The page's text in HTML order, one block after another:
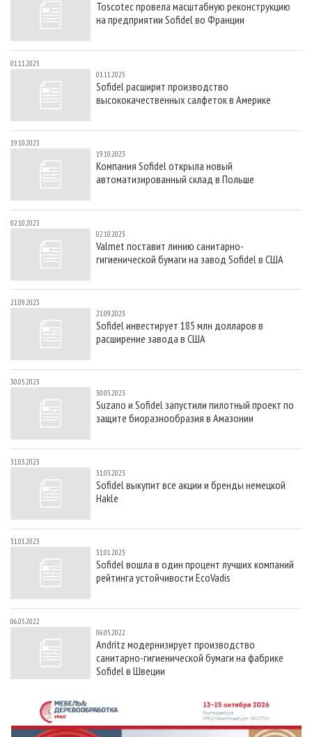
СУШКА ДРЕВЕСИНЫ
ПРОИЗВОДСТВО ДРЕВЕСНЫХ ПЛИТ
ДЕРЕВЯННОЕ ДОМОСТРОЕНИЕ
ПРОИЗВОДСТВО МЕБЕЛИ
БИОЭНЕРГЕТИКА
ЦБП
ИНСТРУМЕНТ И МАТЕРИАЛЫ
ПЕРСОНЫ
МОБИЛЬНЫЕ ВЫСТАВКИ
ПРИОРИТЕТНЫЕ ИНВЕСТПРОЕКТЫ
RUSSIAN FORESTRY REVIEW
ГАЗЕТА ЛЕСПРОМФОРУМ
БИБЛИОТЕКА СПЕЦИАЛИСТА
КОНТАКТЫ
РЕКЛАМА
Toscotec провела масштабную реконструкцию
на предприятии Sofidel во Франции
01.11.2025
01.11.2025
Sofidel расширит производство
высококачественных салфеток в Америке
19.10.2023
19.10.2023
Компания Sofidel открыла новый
автоматизированный склад в Польше
02.10.2023
02.10.2023
Valmet поставит линию санитарно-
гигиенической бумаги на завод Sofidel в США
21.09.2023
21.09.2023
Sofidel инвестирует 185 млн долларов в
расширение завода в США
30.05.2023
30.05.2023
Suzano и Sofidel запустили пилотный проект по
защите биоразнообразия в Амазонии
31.03.2023
31.03.2023
Sofidel выкупит все акции и бренды немецкой
Hakle
31.01.2023
31.01.2023
Sofidel вошла в один процент лучших компаний
рейтинга устойчивости EcoVadis
06.05.2022
06.05.2022
Andritz модернизирует производство
санитарно-гигиенической бумаги на фабрике
Sofidel в Швеции